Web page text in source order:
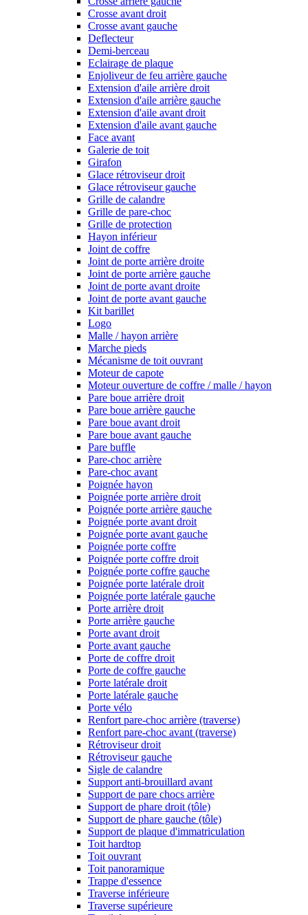
Crosse avant droit
Crosse avant gauche
Deflecteur
Demi-berceau
Eclairage de plaque
Enjoliveur de feu arrière gauche
Extension d'aile arrière droit
Extension d'aile arrière gauche
Extension d'aile avant droit
Extension d'aile avant gauche
Face avant
Galerie de toit
Girafon
Glace rétroviseur droit
Glace rétroviseur gauche
Grille de calandre
Grille de pare-choc
Grille de protection
Hayon inférieur
Joint de coffre
Joint de porte arrière droite
Joint de porte arrière gauche
Joint de porte avant droite
Joint de porte avant gauche
Kit barillet
Logo
Malle / hayon arrière
Marche pieds
Mécanisme de toit ouvrant
Moteur de capote
Moteur ouverture de coffre / malle / hayon
Pare boue arrière droit
Pare boue arrière gauche
Pare boue avant droit
Pare boue avant gauche
Pare buffle
Pare-choc arrière
Pare-choc avant
Poignée hayon
Poignée porte arrière droit
Poignée porte arrière gauche
Poignée porte avant droit
Poignée porte avant gauche
Poignée porte coffre
Poignée porte coffre droit
Poignée porte coffre gauche
Poignée porte latérale droit
Poignée porte latérale gauche
Porte arrière droit
Porte arrière gauche
Porte avant droit
Porte avant gauche
Porte de coffre droit
Porte de coffre gauche
Porte latérale droit
Porte latérale gauche
Porte vélo
Renfort pare-choc arrière (traverse)
Renfort pare-choc avant (traverse)
Rétroviseur droit
Rétroviseur gauche
Sigle de calandre
Support anti-brouillard avant
Support de pare chocs arrière
Support de phare droit (tôle)
Support de phare gauche (tôle)
Support de plaque d'immatriculation
Toit hardtop
Toit ouvrant
Toit panoramique
Trappe d'essence
Traverse inférieure
Traverse supérieure